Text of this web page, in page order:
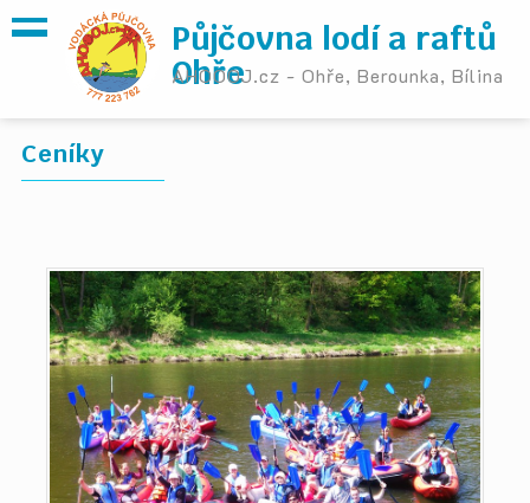
Půjčovna lodí a raftů
Ohře
AHOOOJ.cz - Ohře, Berounka, Bílina
Ceníky